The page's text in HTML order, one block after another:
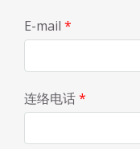
E-mail *
连络电话*